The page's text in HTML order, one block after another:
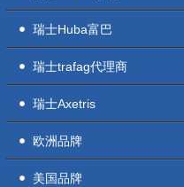
瑞士Huba富巴
瑞士trafag代理商
瑞士Axetris
欧洲品牌
美国品牌